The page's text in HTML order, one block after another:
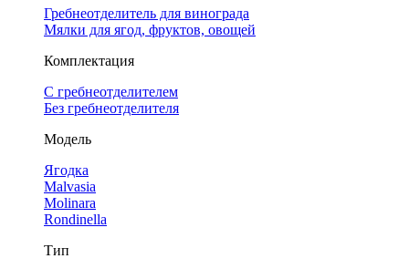
Гребнеотделитель для винограда
Мялки для ягод, фруктов, овощей
Комплектация
С гребнеотделителем
Без гребнеотделителя
Модель
Ягодка
Malvasia
Molinara
Rondinella
Тип